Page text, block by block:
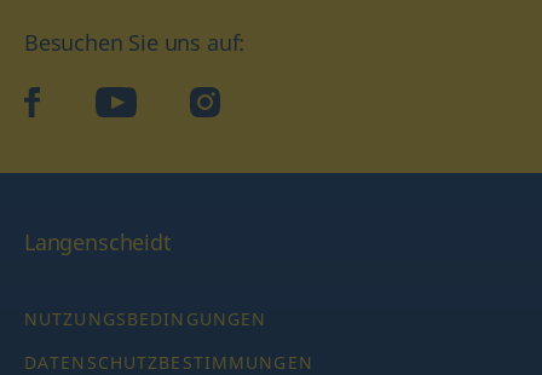
Besuchen Sie uns auf:
facebookYouTube Instagram
Langenscheidt
NUTZUNGSBEDINGUNGEN
DATENSCHUTZBESTIMMUNGEN